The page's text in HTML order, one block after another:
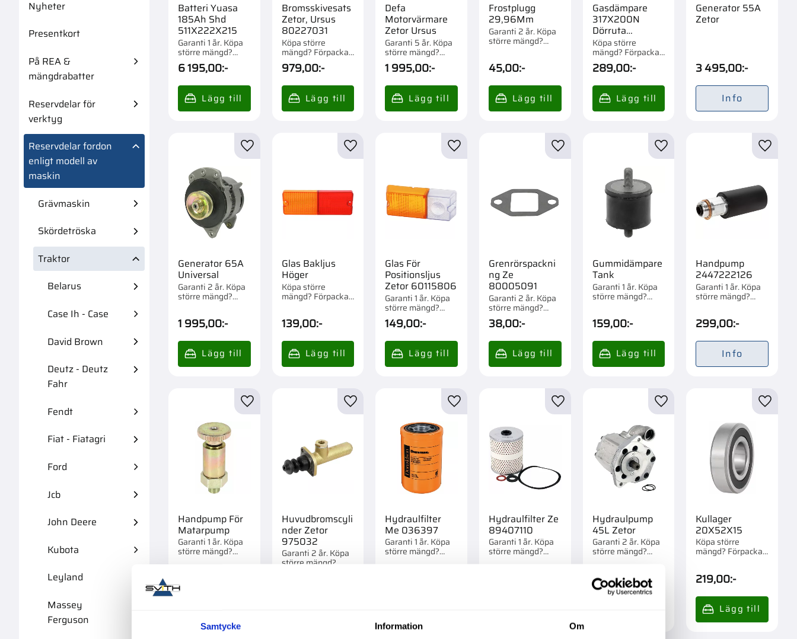
Samtycke Information Om
Batteri Yuasa
185Ah Shd
511X222X215
Garanti 1 år. Köpa
större mängd?
Förpackad om 1/21
st.
6 195,00:-
Bromsskivesats
Zetor, Ursus
80227031
Köpa större
mängd? Förpackad
om 1 st.
979,00:-
Defa
Motorvärmare
Zetor Ursus
Garanti 5 år. Köpa
större mängd?
Förpackad om 1/26
st.
1 995,00:-
Frostplugg
29,96Mm
Garanti 2 år. Köpa
större mängd?
Förpackad om 1/6
45,00:-
Gasdämpare
317X200N
Dörruta
Zetor,Ursus
Köpa större
mängd? Förpackad
om 1/10 st.
289,00:-
Generator 55A
Zetor
3 495,00:-
Info
Generator 65A
Universal
Garanti 2 år. Köpa
större mängd?
Förpackad om 1 st.
1 995,00:-
Lägg till i favoriter
Glas Bakljus
Höger
Köpa större
mängd? Förpackad
om 1 st.
139,00:-
Lägg till i favoriter
Glas För
Positionsljus
Zetor 60115806
Garanti 1 år. Köpa
större mängd?
Förpackad om 1 st.
149,00:-
Lägg till i favoriter
Grenrörspackni
ng Ze
80005091
Garanti 2 år. Köpa
större mängd?
Förpackad om 1 st.
38,00:-
Lägg till i favoriter
Gummidämpare
Tank
Garanti 1 år. Köpa
större mängd?
Förpackad om 1 st.
159,00:-
Lägg till i favoriter
Handpump
2447222126
Garanti 1 år. Köpa
större mängd?
Förpackad om 1 st.
299,00:-
Lägg
Info
Handpump För
Matarpump
Garanti 1 år. Köpa
större mängd?
Lägg till i favoriter
Huvudbromscyli
nder Zetor
975032
Garanti 2 år. Köpa
större mängd?
Lägg till i favoriter
Hydraulfilter
Me 036397
Garanti 1 år. Köpa
större mängd?
Lägg till i favoriter
Hydraulfilter Ze
89407110
Garanti 1 år. Köpa
större mängd?
Lägg till i favoriter
Hydraulpump
45L Zetor
Garanti 2 år. Köpa
större mängd?
6 495,00:-
Lägg till i favoriter
Kullager
20X52X15
Köpa större
mängd? Förpackad
219,00:-
Lägg
Nyheter
Presentkort
På REA &
mängdrabatter
Reservdelar för
verktyg
Reservdelar fordon
enligt modell av
maskin
Grävmaskin
Skördetröska
Traktor
Belarus
Case Ih - Case
David Brown
Deutz - Deutz
Fahr
Fendt
Fiat - Fiatagri
Ford
Jcb
John Deere
Kubota
Leyland
Massey
Ferguson